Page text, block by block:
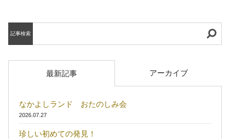
記事検索
最新記事 アーカイブ
なかよしランド おたのしみ会
2026.07.27
珍しい初めての発見！